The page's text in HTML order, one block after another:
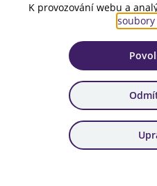
Číslo aktuální verze:
od 1. 5. 2026
Publicita NPŽP - Národní
K provozování webu a
soubory